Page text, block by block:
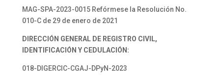
MAG-SPA-2023-0015 Refórmese la Resolución No.
010-C de 29 de enero de 2021
DIRECCIÓN GENERAL DE REGISTRO CIVIL,
IDENTIFICACIÓN Y CEDULACIÓN:
018-DIGERCIC-CGAJ-DPyN-2023